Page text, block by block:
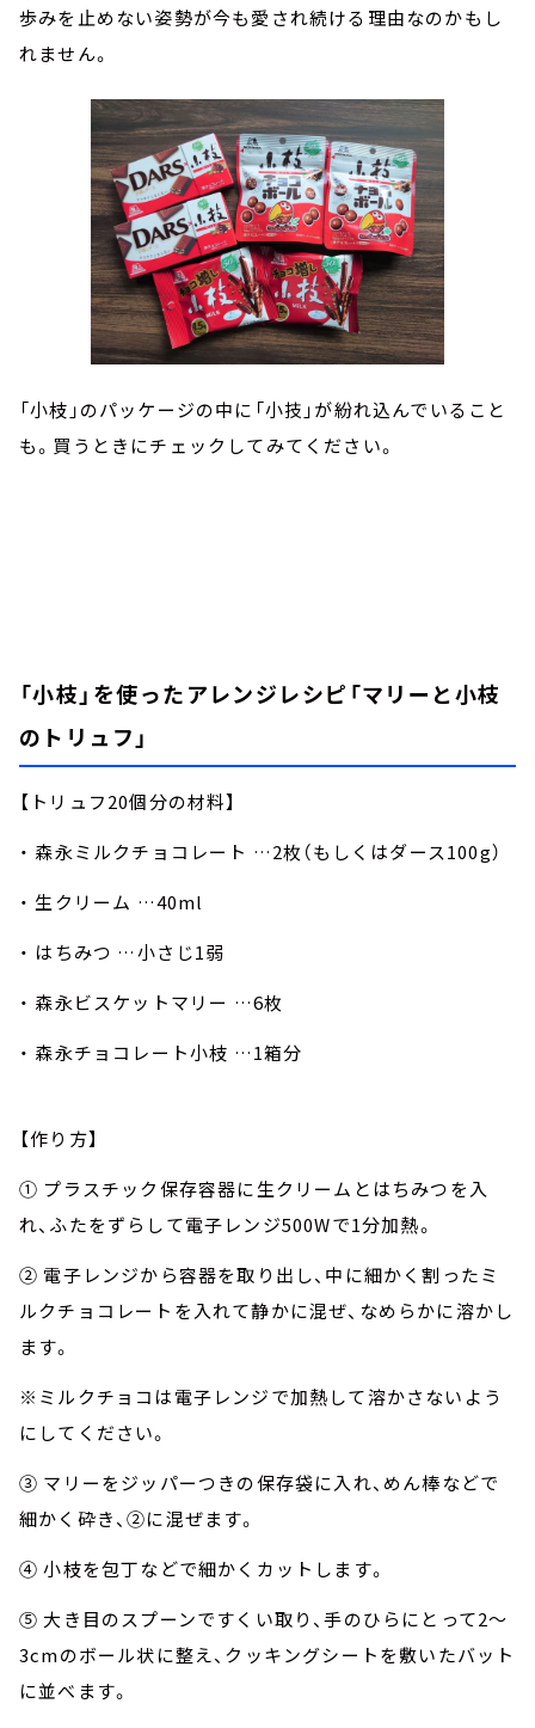
歩みを止めない姿勢が今も愛され続ける理由なのかもし
れません。
「小枝」のパッケージの中に「小技」が紛れ込んでいること
も。買うときにチェックしてみてください。
「小枝」を使ったアレンジレシピ「マリーと小枝
のトリュフ」
【トリュフ20個分の材料】
・ 森永ミルクチョコレート …2枚（もしくはダース100g）
・ 生クリーム …40ml
・ はちみつ …小さじ1弱
・ 森永ビスケットマリー …6枚
・ 森永チョコレート小枝 …1箱分
【作り方】
① プラスチック保存容器に生クリームとはちみつを入
れ、ふたをずらして電子レンジ500Wで1分加熱。
② 電子レンジから容器を取り出し、中に細かく割ったミ
ルクチョコレートを入れて静かに混ぜ、なめらかに溶かし
ます。
※ミルクチョコは電子レンジで加熱して溶かさないよう
にしてください。
③ マリーをジッパーつきの保存袋に入れ、めん棒などで
細かく砕き、②に混ぜます。
④ 小枝を包丁などで細かくカットします。
⑤ 大き目のスプーンですくい取り、手のひらにとって2～
3cmのボール状に整え、クッキングシートを敷いたバット
に並べます。